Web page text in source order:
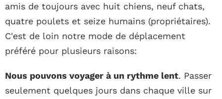
amis de toujours avec huit chiens, neuf chats,
quatre poulets et seize humains (propriétaires).
C'est de loin notre mode de déplacement
préféré pour plusieurs raisons:
Nous pouvons voyager à un rythme lent. Passer
seulement quelques jours dans chaque ville sur